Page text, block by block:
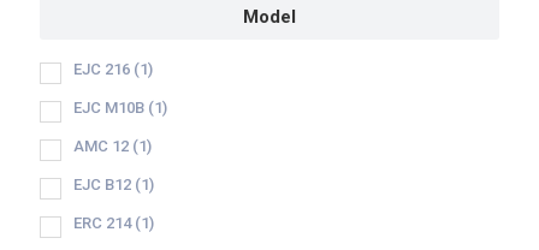
Model
EJC 216 (1)
EJC M10B (1)
AMC 12 (1)
EJC B12 (1)
ERC 214 (1)